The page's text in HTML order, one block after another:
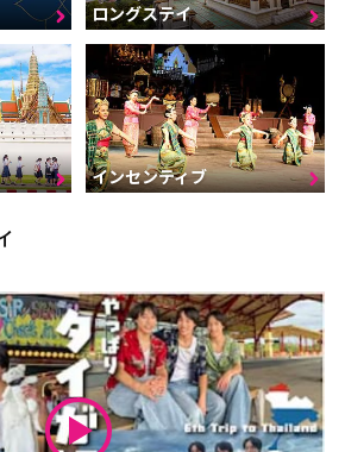
ロングステイ
インセンティブ